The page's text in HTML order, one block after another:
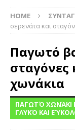
HOME
σερενάτα και
Παγωτό
σταγόνες
χωνάκια
ΠΑΓΩΤΌ ΧΩΝΆΚΙ
ΓΛΥΚΌ ΚΑΙ